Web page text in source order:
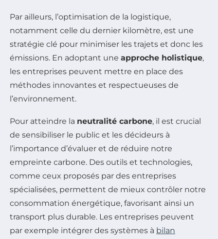
Par ailleurs, l’optimisation de la logistique,
notamment celle du dernier kilomètre, est une
stratégie clé pour minimiser les trajets et donc les
émissions. En adoptant une approche holistique,
les entreprises peuvent mettre en place des
méthodes innovantes et respectueuses de
l’environnement.
Pour atteindre la neutralité carbone, il est crucial
de sensibiliser le public et les décideurs à
l’importance d’évaluer et de réduire notre
empreinte carbone. Des outils et technologies,
comme ceux proposés par des entreprises
spécialisées, permettent de mieux contrôler notre
consommation énergétique, favorisant ainsi un
transport plus durable. Les entreprises peuvent
par exemple intégrer des systèmes à bilan